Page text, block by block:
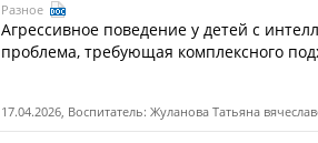
Разное
Агрессивное поведение у детей с
проблема, требующая комплексного
17.04.2026, Воспитатель: Жуланова Татьяна